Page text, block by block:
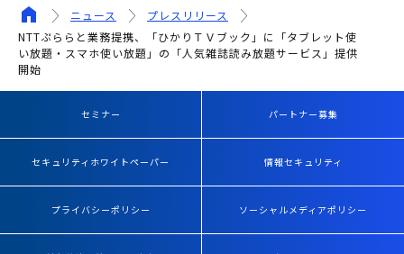
ニュース
プレスリリース
NTTぷららと業務提携、「ひかりＴＶブック」に「タブレット使
い放題・スマホ使い放題」の「人気雑誌読み放題サービス」提供
開始
セミナー パートナー募集
セキュリティホワイトペーパー 情報セキュリティ
プライバシーポリシー ソーシャルメディアポリシー